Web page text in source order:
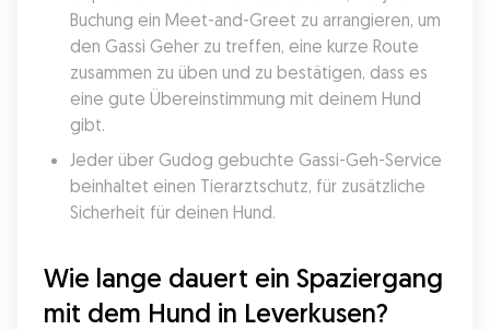
Buchung ein Meet-and-Greet zu arrangieren, um
den Gassi Geher zu treffen, eine kurze Route
zusammen zu üben und zu bestätigen, dass es
eine gute Übereinstimmung mit deinem Hund
gibt.
Jeder über Gudog gebuchte Gassi-Geh-Service
beinhaltet einen Tierarztschutz, für zusätzliche
Sicherheit für deinen Hund.
Wie lange dauert ein Spaziergang
mit dem Hund in Leverkusen?